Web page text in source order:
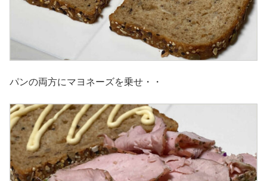
パンの両方にマヨネーズを乗せ・・